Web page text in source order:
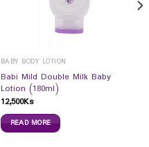
BABY BODY LOTION
Babi Mild Double Milk Baby
Lotion (180ml)
12,500Ks
READ MORE